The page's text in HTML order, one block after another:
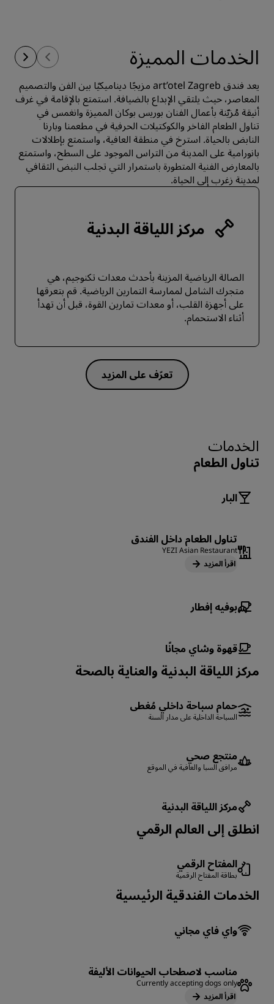
الخدمات المميزة
يعد فندق art’otel Zagreb مزيجًا ديناميكيًا بين الفن والتصميم
المعاصر، حيث يلتقي الإبداع بالضيافة. استمتع بالإقامة في غرف
أنيقة مُزيّنة بأعمال الفنان بوريس بوكان المميزة وانغمس في
تناول الطعام الفاخر والكوكتيلات الحرفية في مطعمنا وبارنا
النابض بالحياة. استرخ في منطقة العافية، واستمتع بإطلالات
بانورامية على المدينة من التراس الموجود على السطح، واستمتع
بالمعارض الفنية المتطورة باستمرار التي تجلب النبض الثقافي
لمدينة زغرب إلى الحياة.
مركز اللياقة البدنية
الصالة الرياضية المزينة بأحدث معدات تكنوجيم، هي
متجرك الشامل لممارسة التمارين الرياضية. قم بتعرقها
على أجهزة القلب، أو معدات تمارين القوة، قبل أن تهدأ
أثناء الاستحمام.
الخدمات
تناول الطعام
البار
تناول الطعام داخل الفندق
YEZI Asian Restaurant
اقرأ المزيد
بوفيه إفطار
قهوة وشاي مجانًا
مركز اللياقة البدنية والعناية بالصحة
حمام سباحة داخلي مُغطى
السباحة الداخلية على مدار السنة
منتجع صحي
مرافق السبا والعافية في الموقع
مركز اللياقة البدنية
انطلق إلى العالم الرقمي
المفتاح الرقمي
بطاقة المفتاح الرقمية
الخدمات الفندقية الرئيسية
واي فاي مجاني
مناسب لاصطحاب الحيوانات الأليفة
Currently accepting dogs only
اقرأ المزيد